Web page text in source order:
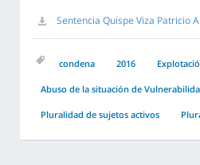
Sentencia Quispe Viza Patricio
condena 2016
Abuso de la situación de
Pluralidad de sujetos activos